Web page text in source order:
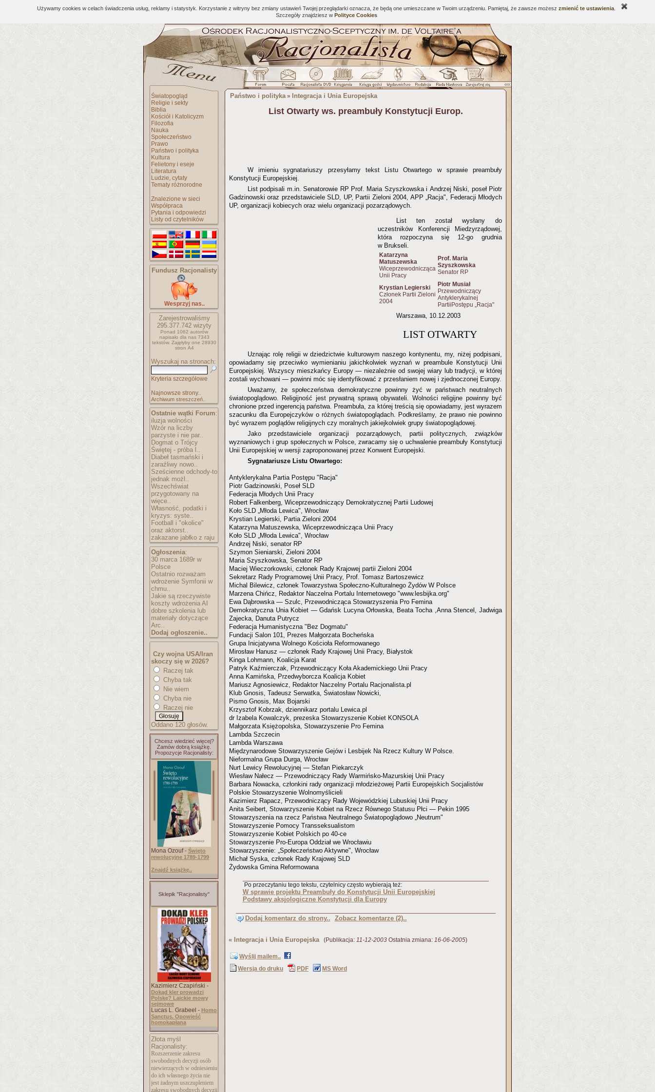
Używamy cookies w celach świadczenia usług, reklamy i statystyk. Korzystanie z witryny bez zmiany ustawień Twojej przeglądarki oznacza, że będą one umieszczane w Twoim urządzeniu. Pamiętaj, że zawsze możesz zmienić te ustawienia
Szczegóły znajdziesz w Polityce Cookies
Światopogląd
Religie i sekty
Biblia
Kościół i Katolicyzm
Filozofia
Nauka
Społeczeństwo
Prawo
Państwo i polityka
Kultura
Felietony i eseje
Literatura
Ludzie, cytaty
Tematy różnorodne
Znalezione w sieci
Współpraca
Pytania i odpowiedzi
Listy od czytelników
Fundusz Racjonalisty
Wesprzyj nas..
Zarejestrowaliśmy
295.377.742 wizyty
Ponad 1062 autorów
napisało dla nas 7343
tekstów. Zajęłyby one 28930
stron A4
Wyszukaj na stronach:
Kryteria szczegółowe
Najnowsze strony..
Archiwum streszczeń..
Ostatnie wątki Forum:
iluzja wolności
Wzór na liczby
parzyste i nie par..
Dogmat o Trójcy
Świętej - próba l..
Diabeł tasmański i
zaraźliwy nowo..
Sześcienne odchody-to
jednak możl..
Wszechświat
przygotowany na
więce..
Własność, podatki i
kryzys: syste..
Football i "okolice"
oraz aktorst..
zakazane jabłko z raju
Ogłoszenia:
30 marca 1689r w
Polsce
Ostatnio rozważam
wdrożenie Symfonii w
chmu..
Jakie są rzeczywiste
koszty wdrożenia AI
dobre szkolenia lub
materiały dotyczące
Arc..
Dodaj ogłoszenie..
Czy wojna USA/Iran
skoczy się w 2026?
Raczej tak
Chyba tak
Nie wiem
Chyba nie
Raczej nie
Oddano 120 głosów.
Chcesz wiedzieć więcej?
Zamów dobrą książkę.
Propozycje Racjonalisty:
Mona Ozouf - Święto
rewolucyjne 1789-1799
Znajdź książkę..
Sklepik "Racjonalisty"
Kazimierz Czapiński -
Dokąd kler prowadzi
Polskę? Laickie mowy
sejmowe
Lucas L. Grabeel - Homo
Sanctus. Opowieść
homokapłana
Złota myśl
Racjonalisty:
Rozszerzenie zakresu
swobodnych decyzji osób
niewierzących w odniesieniu
do ich własnego życia nie
jest żadnym uszczupleniem
zakresu swobodnych decyzji
Państwo i polityka» Integracja i Unia Europejska
List Otwarty ws. preambuły Konstytucji Europ.
W imieniu sygnatariuszy przesyłamy tekst Listu Otwartego w sprawie preambuły
Konstytucji Europejskiej.
List podpisali m.in. Senatorowie RP Prof. Maria Szyszkowska i Andrzej Niski, poseł Piotr
Gadzinowski oraz przedstawiciele SLD, UP, Partii Zieloni 2004, APP „Racja", Federacji Młodych
UP, organizacji kobiecych oraz wielu organizacji pozarządowych.
List ten został wysłany do
uczestników Konferencji Miedzyrządowej,
która rozpoczyna się 12-go grudnia
w Brukseli.
Katarzyna
Matuszewska
Wiceprzewodnicząca
Unii Pracy
Prof. Maria
Szyszkowska
Senator RP
Krystian Legierski
Członek Partii Zieloni
2004
Piotr Musiał
Przewodniczący
Antyklerykalnej
PartiiPostępu „Racja"
Warszawa, 10.12.2003
LIST OTWARTY
Uznając rolę religii w dziedzictwie kulturowym naszego kontynentu, my, niżej podpisani,
opowiadamy się przeciwko wymienianiu jakichkolwiek wyznań w preambule Konstytucji Unii
Europejskiej. Wszyscy mieszkańcy Europy — niezależnie od swojej wiary lub tradycji, w której
zostali wychowani — powinni móc się identyfikować z przesłaniem nowej i zjednoczonej Europy.
Uważamy, że społeczeństwa demokratyczne powinny żyć w państwach neutralnych
światopoglądowo. Religijność jest prywatną sprawą obywateli. Wolności religijne powinny być
chronione przed ingerencją państwa. Preambuła, za której treścią się opowiadamy, jest wyrazem
szacunku dla Europejczyków o różnych światopoglądach. Podkreślamy, że prawo nie powinno
być wyrazem poglądów religijnych czy moralnych jakiejkolwiek grupy światopoglądowej.
Jako przedstawiciele organizacji pozarządowych, partii politycznych, związków
wyznaniowych i grup społecznych w Polsce, zwracamy się o uchwalenie preambuły Konstytucji
Unii Europejskiej w wersji zaproponowanej przez Konwent Europejski.
Sygnatariusze Listu Otwartego:
Antyklerykalna Partia Postępu "Racja"
Piotr Gadzinowski, Poseł SLD
Federacja Młodych Unii Pracy
Robert Falkenberg, Wiceprzewodniczący Demokratycznej Partii Ludowej
Koło SLD „Młoda Lewica", Wrocław
Krystian Legierski, Partia Zieloni 2004
Katarzyna Matuszewska, Wiceprzewodnicząca Unii Pracy
Koło SLD „Młoda Lewica", Wrocław
Andrzej Niski, senator RP
Szymon Sieniarski, Zieloni 2004
Maria Szyszkowska, Senator RP
Maciej Wieczorkowski, członek Rady Krajowej partii Zieloni 2004
Sekretarz Rady Programowej Unii Pracy, Prof. Tomasz Bartoszewicz
Michal Bilewicz, członek Towarzystwa Społeczno-Kulturalnego Żydów W Polsce
Marzena Chińcz, Redaktor Naczelna Portalu Internetowego "www.lesbijka.org"
Ewa Dąbrowska — Szulc, Przewodnicząca Stowarzyszenia Pro Femina
Demokratyczna Unia Kobiet — Gdańsk Lucyna Orłowska, Beata Tocha ,Anna Stencel, Jadwiga
Zajecka, Danuta Putrycz
Federacja Humanistyczna "Bez Dogmatu"
Fundacji Salon 101, Prezes Małgorzata Bocheńska
Grupa Inicjatywna Wolnego Kościoła Reformowanego
Mirosław Hanusz — członek Rady Krajowej Unii Pracy, Białystok
Kinga Lohmann, Koalicja Karat
Patryk Kaźmierczak, Przewodniczący Koła Akademickiego Unii Pracy
Anna Kamińska, Przedwyborcza Koalicja Kobiet
Mariusz Agnosiewicz, Redaktor Naczelny Portalu Racjonalista.pl
Klub Gnosis, Tadeusz Serwatka, Światosław Nowicki,
Pismo Gnosis, Max Bojarski
Krzysztof Kobrzak, dziennikarz portalu Lewica.pl
dr Izabela Kowalczyk, prezeska Stowarzyszenie Kobiet KONSOLA
Małgorzata Księżopolska, Stowarzyszenie Pro Femina
Lambda Szczecin
Lambda Warszawa
Międzynarodowe Stowarzyszenie Gejów i Lesbijek Na Rzecz Kultury W Polsce.
Nieformalna Grupa Durga, Wrocław
Nurt Lewicy Rewolucyjnej — Stefan Piekarczyk
Wiesław Nałecz — Przewodniczący Rady Warmińsko-Mazurskiej Unii Pracy
Barbara Nowacka, członkini rady organizacji młodzieżowej Partii Europejskich Socjalistów
Polskie Stowarzyszenie Wolnomyślicieli
Kazimierz Rapacz, Przewodniczący Rady Wojewódzkiej Lubuskiej Unii Pracy
Anita Seibert, Stowarzyszenie Kobiet na Rzecz Równego Statusu Płci — Pekin 1995
Stowarzyszenia na rzecz Państwa Neutralnego Światopoglądowo „Neutrum"
Stowarzyszenie Pomocy Transseksualistom
Stowarzyszenie Kobiet Polskich po 40-ce
Stowarzyszenie Pro-Europa Oddział we Wrocławiu
Stowarzyszenie: „Społeczeństwo Aktywne", Wrocław
Michał Syska, członek Rady Krajowej SLD
Żydowska Gmina Reformowana
Po przeczytaniu tego tekstu, czytelnicy często wybierają też:
W sprawie projektu Preambuły do Konstytucji Unii Europejskiej
Podstawy aksjologiczne Konstytucji dla Europy
Dodaj komentarz do strony.. Zobacz komentarze (2)..
« Integracja i Unia Europejska(Publikacja: 11-12-2003 Ostatnia zmiana: 16-06-2005)
Wyślij mailem..
Wersja do druku
PDF MS Word